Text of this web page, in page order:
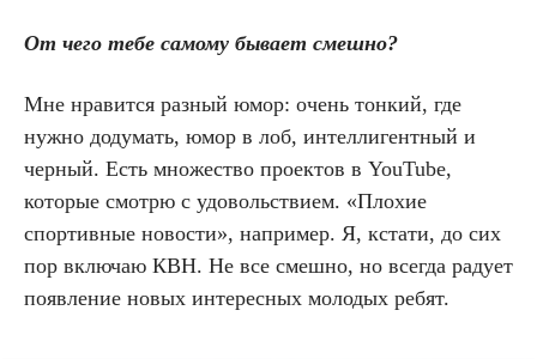
От чего тебе самому бывает смешно?
Мне нравится разный юмор: очень тонкий, где
нужно додумать, юмор в лоб, интеллигентный и
черный. Есть множество проектов в YouTube,
которые смотрю с удовольствием. «Плохие
спортивные новости», например. Я, кстати, до сих
пор включаю КВН. Не все смешно, но всегда радует
появление новых интересных молодых ребят.